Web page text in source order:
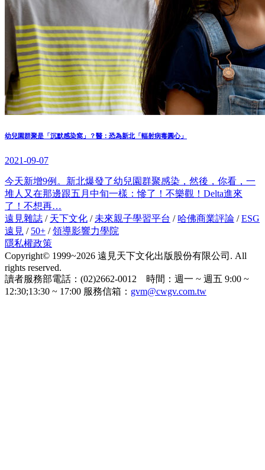
幼兒園群聚是「沉默感染窩」？醫：恐為新北「輻射病毒圓心」
2021-09-07
今天新增9例。新北爆發了幼兒園群聚感染，然後，你看，一
堆人又在那邊跟五月中旬一樣：慘了！不樂觀！Delta進來
了！不想再…
遠見雜誌 / 天下文化 /未來親子學習平台 / 哈佛商業評論 /ESG
遠見 / 50+ /領導影響力學院
隱私權政策
Copyright© 1999~2026 遠見天下文化出版股份有限公司. All
rights reserved.
讀者服務部電話：(02)2662-0012 時間：週一 ~ 週五 9:00 ~
12:30;13:30 ~ 17:00 服務信箱： gvm@cwgv.com.tw